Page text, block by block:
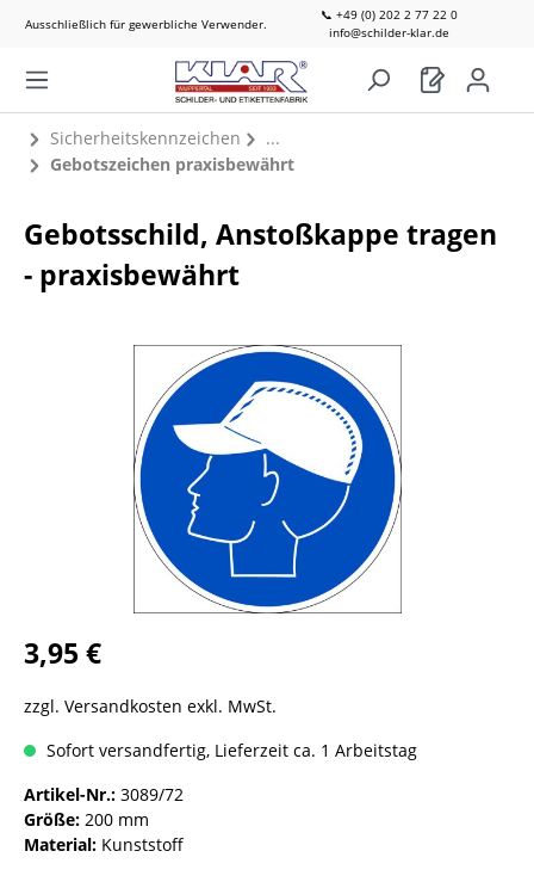
Ausschließlich für gewerbliche Verwender.
📞 +49 (0) 202 2 77 22 0
info@schilder-klar.de
Sicherheitskennzeichen
Gebotszeichen praxisbewährt
Gebotsschild, Anstoßkappe tragen
- praxisbewährt
3,95 €
zzgl. Versandkosten exkl. MwSt.
Sofort versandfertig, Lieferzeit ca. 1 Arbeitstag
Artikel-Nr.: 3089/72
Größe: 200 mm
Material: Kunststoff